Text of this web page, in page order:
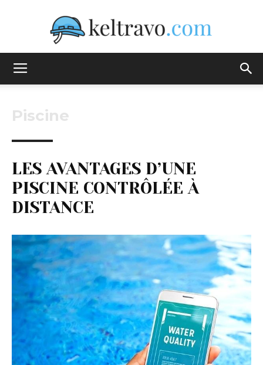
Piscine
LES AVANTAGES D’UNE
PISCINE CONTRÔLÉE À
DISTANCE